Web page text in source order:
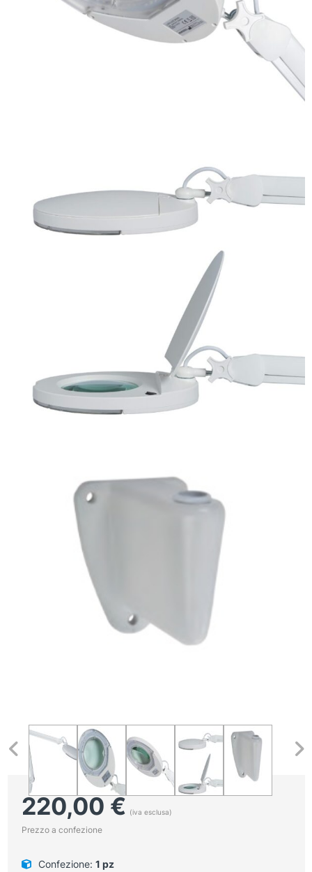
220,00€ (iva esclusa)
Prezzo a confezione
Confezione: 1 pz